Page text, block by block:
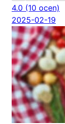
4.0 (10 ocen)
2025-02-19